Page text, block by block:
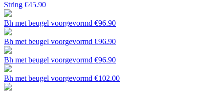
String €45.90
Bh met beugel voorgevormd €96.90
Bh met beugel voorgevormd €96.90
Bh met beugel voorgevormd €96.90
Bh met beugel voorgevormd €102.00